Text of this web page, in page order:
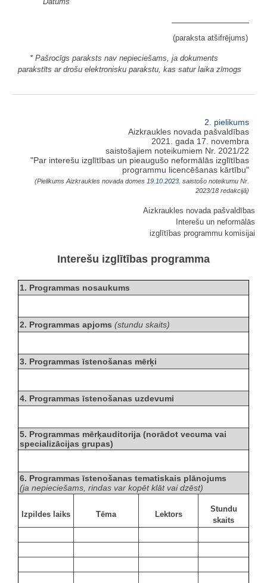
(paraksta atšifrējums)
* Pašrocīgs paraksts nav nepieciešams, ja dokuments
parakstīts ar drošu elektronisku parakstu, kas satur laika zīmogs
2. pielikums
Aizkraukles novada pašvaldības
2021. gada 17. novembra
saistošajiem noteikumiem Nr. 2021/22
"Par interešu izglītības un pieaugušo neformālās izglītības
programmu licencēšanas kārtību"
(Pielikums Aizkraukles novada domes 19.10.2023. saistošo noteikumu Nr.
2023/18 redakcijā)
Aizkraukles novada pašvaldības
Interešu un neformālās
izglītības programmu komisijai
Interešu izglītības programma
1. Programmas nosaukums
2. Programmas apjoms (stundu skaits)
3. Programmas īstenošanas mērķi
4. Programmas īstenošanas uzdevumi
5. Programmas mērķauditorija (norādot vecuma vai
specializācijas grupas)
6. Programmas īstenošanas tematiskais plānojums
(ja nepieciešams, rindas var kopēt klāt vai dzēst)
Izpildes laiks Tēma Lektors
Stundu
skaits